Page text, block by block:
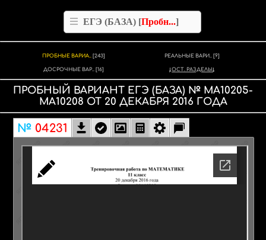
ЕГЭ (БАЗА) [Пробн...]
ПРОБНЫЕ ВАРИА.. [243] РЕАЛЬНЫЕ ВАРИ.. [9]
ДОСРОЧНЫЕ ВАР.. [16] ОСТ. РАЗДЕЛЫ
ПРОБНЫЙ ВАРИАНТ ЕГЭ (БАЗА) № МА10205-
МА10208 ОТ 20 ДЕКАБРЯ 2016 ГОДА
№ 04231